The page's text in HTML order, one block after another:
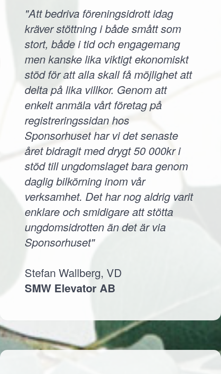
"Att bedriva föreningsidrott idag
kräver stöttning i både smått som
stort, både i tid och engagemang
men kanske lika viktigt ekonomiskt
stöd för att alla skall få möjlighet att
delta på lika villkor. Genom att
enkelt anmäla vårt företag på
registreringssidan hos
Sponsorhuset har vi det senaste
året bidragit med drygt 50 000kr i
stöd till ungdomslaget bara genom
daglig bilkörning inom vår
verksamhet. Det har nog aldrig varit
enklare och smidigare att stötta
ungdomsidrotten än det är via
Sponsorhuset"
Stefan Wallberg, VD
SMW Elevator AB